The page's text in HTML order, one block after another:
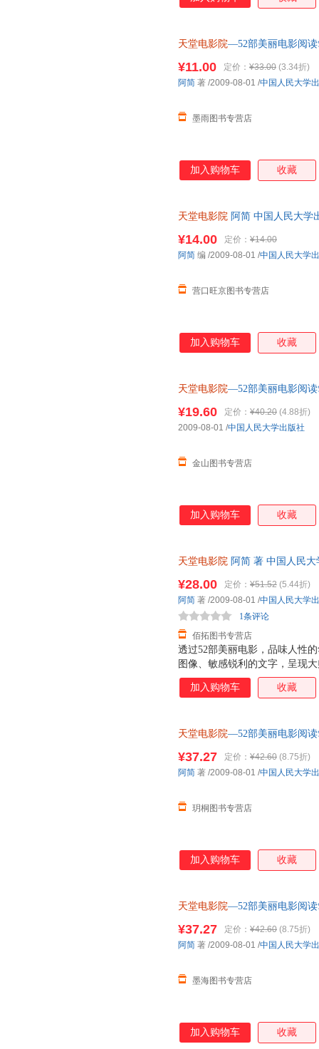
天堂电影院—52部美丽电影阅读
¥11.00 定价： ¥33.00 (3.34折)
墨雨图书专营店
阿简 著 /2009-08-01 /中国人民大学
加入购物车 收藏
天堂电影院 阿简 中国人民大学
¥14.00 定价： ¥14.00
营口旺京图书专营店
阿简 编 /2009-08-01 /中国人民大学
加入购物车 收藏
天堂电影院—52部美丽电影阅
¥19.60 定价： ¥40.20 (4.88折)
金山图书专营店
2009-08-01 /中国人民大学出版社
加入购物车 收藏
天堂电影院 阿简 著 中国人民
透过52部美丽电影，品味人性
图像、敏感锐利的文字，呈现
感念。
¥28.00 定价： ¥51.52 (5.44折)
佰拓图书专营店
1条评论
阿简 著 /2009-08-01 /中国人民大学
加入购物车 收藏
天堂电影院—52部美丽电影阅
¥37.27 定价： ¥42.60 (8.75折)
玥桐图书专营店
阿简 著 /2009-08-01 /中国人民大学
加入购物车 收藏
天堂电影院—52部美丽电影阅
¥37.27 定价： ¥42.60 (8.75折)
墨海图书专营店
阿简 著 /2009-08-01 /中国人民大学
加入购物车 收藏